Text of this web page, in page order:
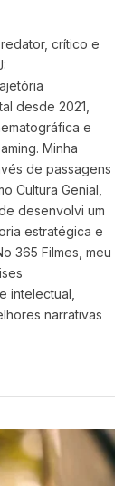
crítico e
desde 2021,
e
Minha
de passagens
Cultura Genial,
desenvolvi um
estratégica e
365 Filmes, meu
intelectual,
narrativas